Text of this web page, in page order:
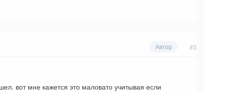
Автор #3
вот мне кажется это маловато учитывая если